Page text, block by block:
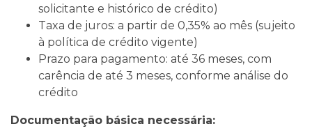
solicitante e histórico de crédito)
Taxa de juros: a partir de 0,35% ao mês (sujeito
à política de crédito vigente)
Prazo para pagamento: até 36 meses, com
carência de até 3 meses, conforme análise do
crédito
Documentação básica necessária: